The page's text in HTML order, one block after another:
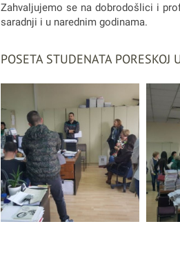
Zahvaljujemo se na dobrodošlici i
saradnji i u narednim godinama.
POSETA STUDENATA PORESKOJ